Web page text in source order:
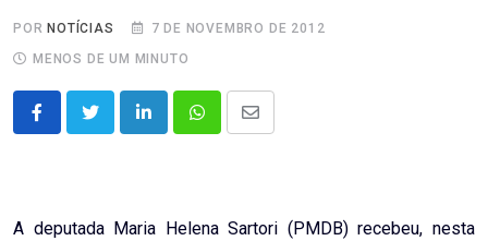
POR NOTÍCIAS
7 DE NOVEMBRO DE 2012
MENOS DE UM MINUTO
LinkedInWhatsappShare
A deputada Maria Helena Sartori (PMDB) recebeu, nesta